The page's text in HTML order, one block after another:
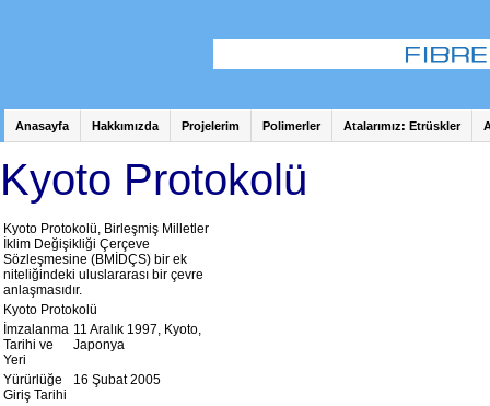
Anasayfa Hakkımızda Projelerim Polimerler Atalarımız: Etrüskler
Kyoto Protokolü
Kyoto Protokolü, Birleşmiş Milletler
İklim Değişikliği Çerçeve
Sözleşmesine (BMİDÇS) bir ek
niteliğindeki uluslararası bir çevre
anlaşmasıdır.
Kyoto Protokolü
İmzalanma
Tarihi ve
Yeri
11 Aralık 1997, Kyoto,
Japonya
Yürürlüğe
Giriş Tarihi
16 Şubat 2005